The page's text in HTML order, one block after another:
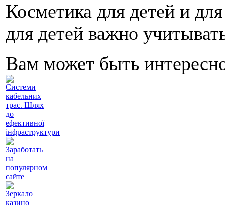
Косметика для детей и
для детей важно
Вам может быть
Системи
кабельних
трас. Шлях
до
ефективної
інфраструктури
Заработать
на
популярном
сайте
Зеркало
казино